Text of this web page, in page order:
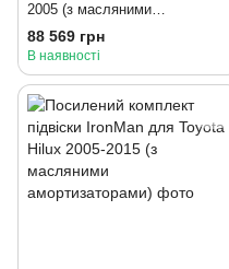
2005 (з масляними
амортизаторами)
88 569 грн
В наявності